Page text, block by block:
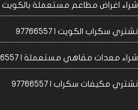
شراء اغراض مطاعم مستعملة بالكويت | 97766557
نشتري سكراب الكويت | 97766557
شراء معدات مقاهي مستعملة | 97766557
نشتري مكيفات سكراب | 97766557